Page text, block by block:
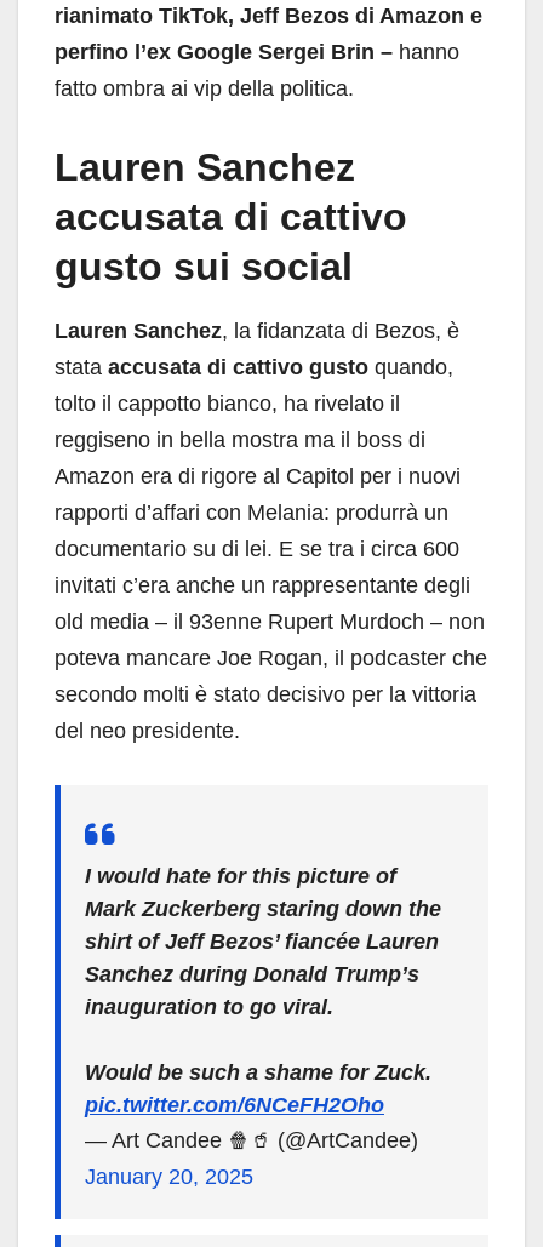
rianimato TikTok, Jeff Bezos di Amazon e
perfino l’ex Google Sergei Brin – hanno
fatto ombra ai vip della politica.
Lauren Sanchez
accusata di cattivo
gusto sui social
Lauren Sanchez, la fidanzata di Bezos, è
stata accusata di cattivo gusto quando,
tolto il cappotto bianco, ha rivelato il
reggiseno in bella mostra ma il boss di
Amazon era di rigore al Capitol per i nuovi
rapporti d’affari con Melania: produrrà un
documentario su di lei. E se tra i circa 600
invitati c’era anche un rappresentante degli
old media – il 93enne Rupert Murdoch – non
poteva mancare Joe Rogan, il podcaster che
secondo molti è stato decisivo per la vittoria
del neo presidente.
I would hate for this picture of
Mark Zuckerberg staring down the
shirt of Jeff Bezos’ fiancée Lauren
Sanchez during Donald Trump’s
inauguration to go viral.
Would be such a shame for Zuck.
pic.twitter.com/6NCeFH2Oho
— Art Candee 🍿🥤 (@ArtCandee)
January 20, 2025